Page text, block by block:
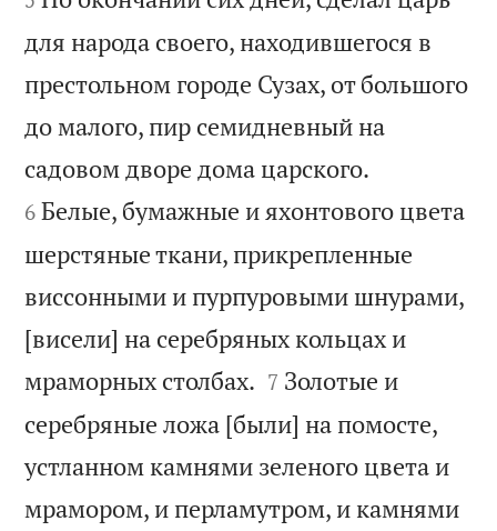
для народа своего, находившегося в
престольном городе Сузах, от большого
до малого, пир семидневный на
садовом дворе дома царского.
6 Белые, бумажные и яхонтового цвета
шерстяные ткани, прикрепленные
виссонными и пурпуровыми шнурами,
[висели] на серебряных кольцах и
мраморных столбах. 

7 Золотые и
серебряные ложа [были] на помосте,
устланном камнями зеленого цвета и
мрамором, и перламутром, и камнями